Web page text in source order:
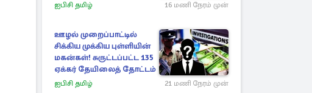
ஐபிசி தமிழ் 16 மணி நேரம் முன்
ஊழல் முறைப்பாட்டில்
சிக்கிய முக்கிய புள்ளியின்
மகன்கள்! சுருட்டப்பட்ட 135
ஏக்கர் தேயிலைத் தோட்டம்
ஐபிசி தமிழ் 21 மணி நேரம் முன்